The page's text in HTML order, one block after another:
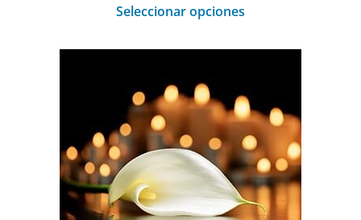
Seleccionar opciones